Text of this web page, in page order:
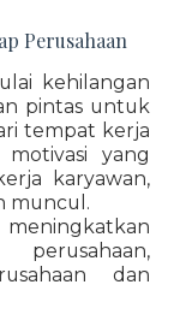
Perusahaan
kehilangan
pintas untuk
tempat kerja
yang
karyawan,
muncul.
dan